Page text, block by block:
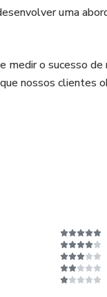
uma
o sucesso de
nossos clientes